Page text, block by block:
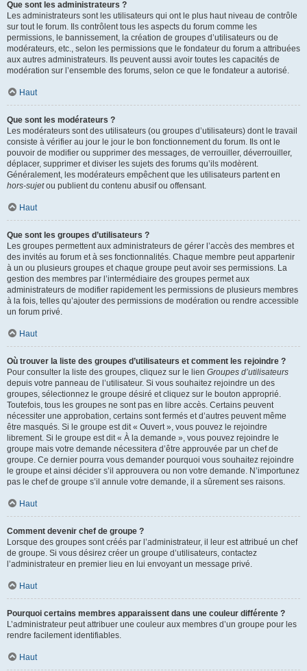
Que sont les administrateurs ?
Les administrateurs sont les utilisateurs qui ont le plus haut niveau de contrôle
sur tout le forum. Ils contrôlent tous les aspects du forum comme les
permissions, le bannissement, la création de groupes d’utilisateurs ou de
modérateurs, etc., selon les permissions que le fondateur du forum a attribuées
aux autres administrateurs. Ils peuvent aussi avoir toutes les capacités de
modération sur l’ensemble des forums, selon ce que le fondateur a autorisé.
Haut
Que sont les modérateurs ?
Les modérateurs sont des utilisateurs (ou groupes d’utilisateurs) dont le travail
consiste à vérifier au jour le jour le bon fonctionnement du forum. Ils ont le
pouvoir de modifier ou supprimer des messages, de verrouiller, déverrouiller,
déplacer, supprimer et diviser les sujets des forums qu’ils modèrent.
Généralement, les modérateurs empêchent que les utilisateurs partent en
hors-sujetou publient du contenu abusif ou offensant.
Haut
Que sont les groupes d’utilisateurs ?
Les groupes permettent aux administrateurs de gérer l’accès des membres et
des invités au forum et à ses fonctionnalités. Chaque membre peut appartenir
à un ou plusieurs groupes et chaque groupe peut avoir ses permissions. La
gestion des membres par l’intermédiaire des groupes permet aux
administrateurs de modifier rapidement les permissions de plusieurs membres
à la fois, telles qu’ajouter des permissions de modération ou rendre accessible
un forum privé.
Haut
Où trouver la liste des groupes d’utilisateurs et comment les rejoindre ?
Pour consulter la liste des groupes, cliquez sur le lien Groupes d’utilisateurs
depuis votre panneau de l’utilisateur. Si vous souhaitez rejoindre un des
groupes, sélectionnez le groupe désiré et cliquez sur le bouton approprié.
Toutefois, tous les groupes ne sont pas en libre accès. Certains peuvent
nécessiter une approbation, certains sont fermés et d’autres peuvent même
être masqués. Si le groupe est dit « Ouvert », vous pouvez le rejoindre
librement. Si le groupe est dit « À la demande », vous pouvez rejoindre le
groupe mais votre demande nécessitera d’être approuvée par un chef de
groupe. Ce dernier pourra vous demander pourquoi vous souhaitez rejoindre
le groupe et ainsi décider s’il approuvera ou non votre demande. N’importunez
pas le chef de groupe s’il annule votre demande, il a sûrement ses raisons.
Haut
Comment devenir chef de groupe ?
Lorsque des groupes sont créés par l’administrateur, il leur est attribué un chef
de groupe. Si vous désirez créer un groupe d’utilisateurs, contactez
l’administrateur en premier lieu en lui envoyant un message privé.
Haut
Pourquoi certains membres apparaissent dans une couleur différente ?
L’administrateur peut attribuer une couleur aux membres d’un groupe pour les
rendre facilement identifiables.
Haut